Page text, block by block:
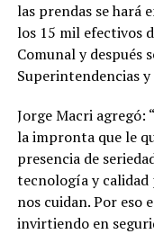
las prendas se hará
los 15 mil efectivos
Comunal y después
Superintendencias
Jorge Macri agregó:
la impronta que le
presencia de
tecnología y calidad
nos cuidan. Por eso
invirtiendo en